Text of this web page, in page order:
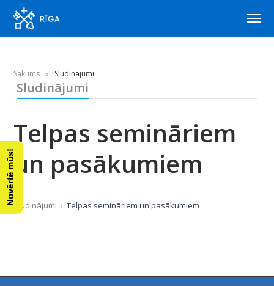
Sākums Sludinājumi
Sludinājumi
Telpas semināriem
un pasākumiem
Sludinājumi Telpas semināriem un pasākumiem
Novērtē mūs!